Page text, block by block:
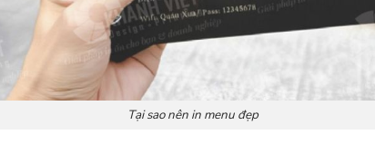
Tại sao nên in menu đẹp